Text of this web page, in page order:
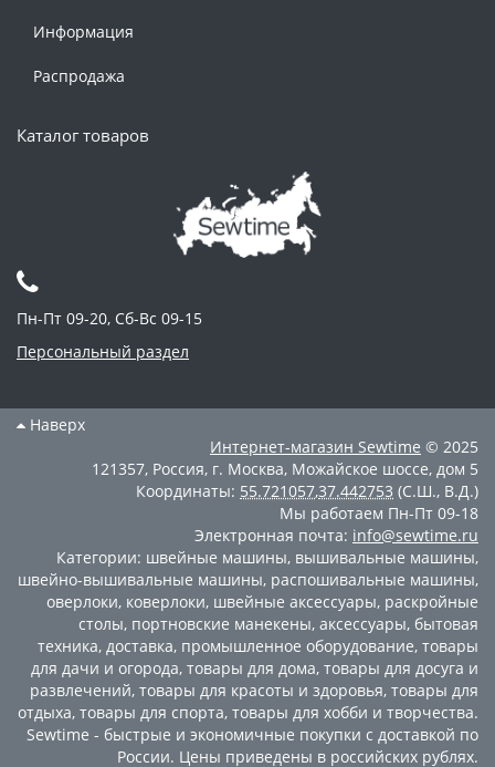
Информация
Распродажа
Каталог товаров
Пн-Пт 09-20, Сб-Вс 09-15
Персональный раздел
Наверх
Интернет-магазин Sewtime © 2025
121357, Россия, г. Москва, Можайское шоссе, дом 5
Координаты: 55.721057,37.442753 (С.Ш., В.Д.)
Мы работаем Пн-Пт 09-18
Электронная почта: info@sewtime.ru
Категории: швейные машины, вышивальные машины,
швейно-вышивальные машины, распошивальные машины,
оверлоки, коверлоки, швейные аксессуары, раскройные
столы, портновские манекены, аксессуары, бытовая
техника, доставка, промышленное оборудование, товары
для дачи и огорода, товары для дома, товары для досуга и
развлечений, товары для красоты и здоровья, товары для
отдыха, товары для спорта, товары для хобби и творчества.
Sewtime - быстрые и экономичные покупки с доставкой по
России. Цены приведены в российских рублях.